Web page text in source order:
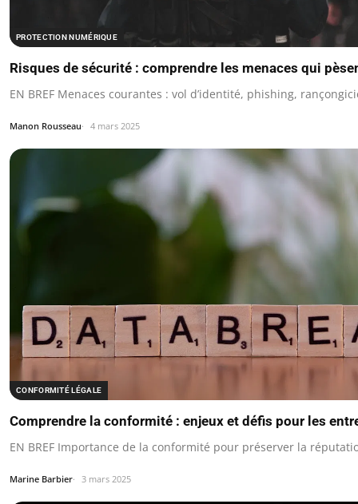
PROTECTION NUMÉRIQUE
Risques de sécurité : comprendre les menaces qui
EN BREF Menaces courantes : vol d’identité, phishing,
Manon Rousseau 4 mars 2025
CONFORMITÉ LÉGALE
Comprendre la conformité : enjeux et défis pour les
EN BREF Importance de la conformité pour préserver la
Marine Barbier 3 mars 2025